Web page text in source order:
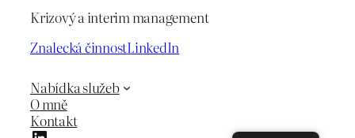
Krizový a interim management
Znalecká činnostLinkedIn
Nabídka služeb
O mně
Kontakt